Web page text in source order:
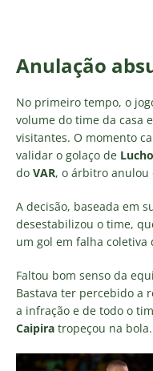
Anulação
No primeiro tempo, o
volume do time da casa
visitantes. O momento
validar o golaço de
do VAR, o árbitro anulou
A decisão, baseada em
desestabilizou o time,
um gol em falha coletiva
Faltou bom senso da
Bastava ter percebido a
a infração e de todo o
Caipira tropeçou na